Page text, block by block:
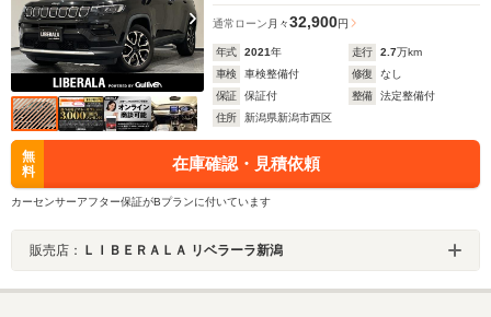
通常ローン 月々32,900円
年式 2021年 走行 2.7万km
車検
車検整備付 修復
なし
保証
保証付 整備
法定整備付
住所
新潟県新潟市西区
無
料
在庫確認・見積依頼
カーセンサーアフター保証がBプランに付いています
販売店： ＬＩＢＥＲＡＬＡ リベラーラ新潟